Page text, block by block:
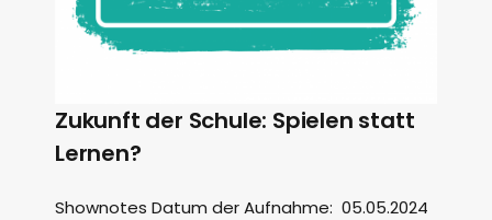
Zukunft der Schule: Spielen statt
Lernen?
Shownotes Datum der Aufnahme: 05.05.2024